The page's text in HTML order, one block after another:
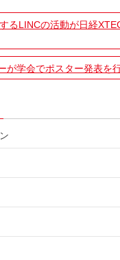
るLINCの活動が日経
が学会でポスター発表を